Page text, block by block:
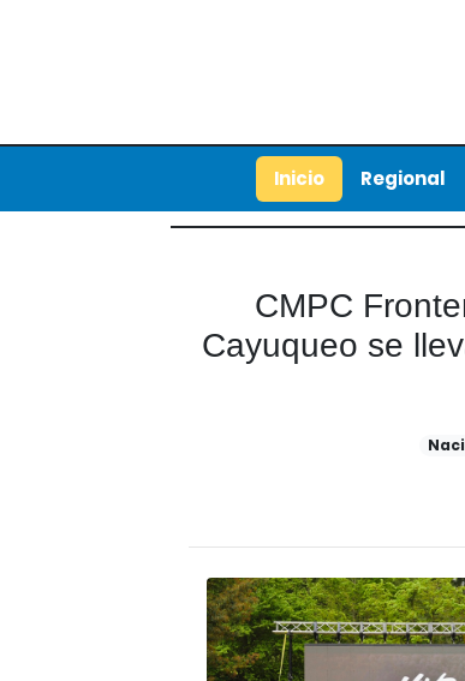
Inicio Regional
CMPC
Cayuqueo se